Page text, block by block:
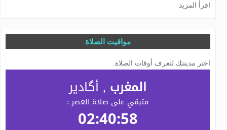
اقرأ المزيد
مواقيت الصلاة
اختر مدينتك لتعرف أوقات الصلاة.